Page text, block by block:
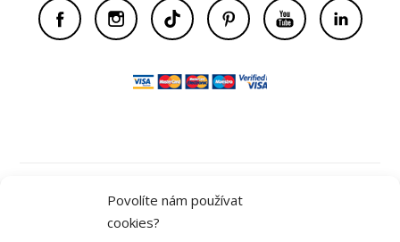
Povolíte nám používat
cookies?
Obchodní podmínky